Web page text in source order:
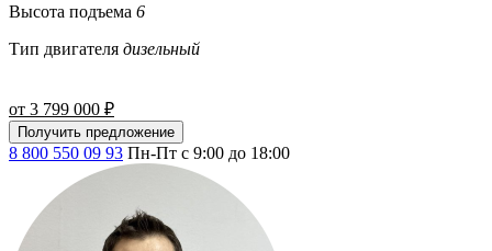
Высота подъема 6
Тип двигателя дизельный
от 3 799 000 ₽
Получить предложение
8 800 550 09 93 Пн-Пт с 9:00 до 18:00